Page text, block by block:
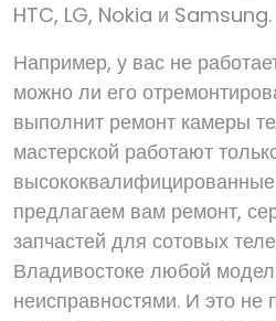
HTC, LG, Nokia и Samsung.
Например, у вас не
можно ли его
выполнит ремонт камеры
мастерской работают
предлагаем вам ремонт,
запчастей для сотовых
Владивостоке любой
неисправностями. И это